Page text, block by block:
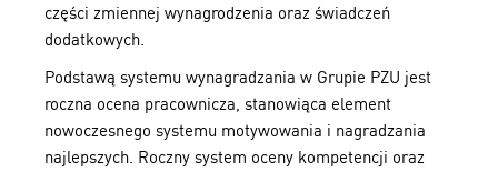
części zmiennej wynagrodzenia oraz świadczeń
dodatkowych.
Podstawą systemu wynagradzania w Grupie PZU jest
roczna ocena pracownicza, stanowiąca element
nowoczesnego systemu motywowania i nagradzania
najlepszych. Roczny system oceny kompetencji oraz